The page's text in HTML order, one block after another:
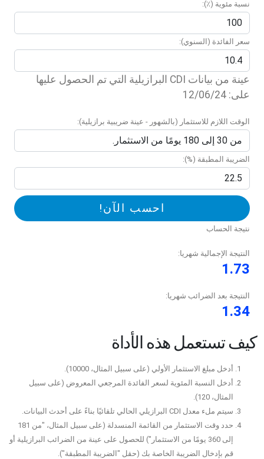
نسبة مئوية (٪):
سعر الفائدة (السنوي):
عينة من بيانات CDI البرازيلية التي تم الحصول عليها
على: 12/06/24
الوقت اللازم للاستثمار (بالشهور - عينة ضريبية برازيلية):
الضريبة المطبقة (%):
احسب الآن!
نتيجة الحساب
النتيجة الإجمالية شهريا:
1.73
النتيجة بعد الضرائب شهريا:
1.34
كيف تستعمل هذه الأداة
أدخل مبلغ الاستثمار الأولي (على سبيل المثال، 10000).
أدخل النسبة المئوية لسعر الفائدة المرجعي المعروض (على سبيل
المثال، 120).
سيتم ملء معدل CDI البرازيلي الحالي تلقائيًا بناءً على أحدث البيانات.
حدد وقت الاستثمار من القائمة المنسدلة (على سبيل المثال، "من 181
إلى 360 يومًا من الاستثمار") للحصول على عينة من الضرائب البرازيلية أو
قم بإدخال الضريبة الخاصة بك (حقل "الضريبة المطبقة").